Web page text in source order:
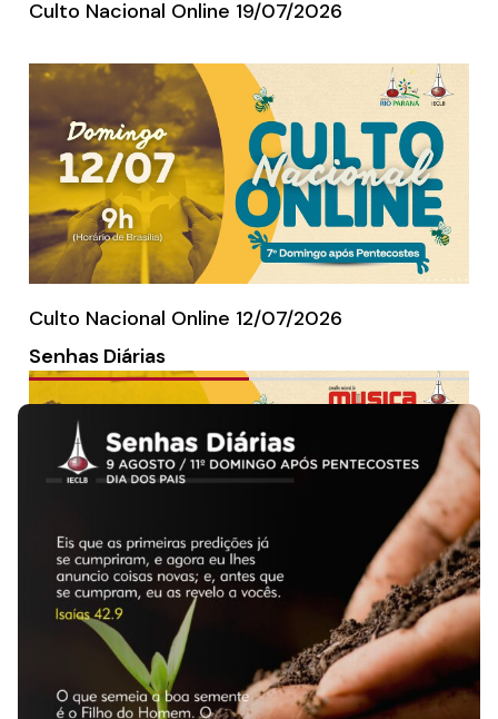
Culto Nacional Online 19/07/2026
Culto Nacional Online 12/07/2026
Culto Nacional Online 05/07/2026
Senhas Diárias